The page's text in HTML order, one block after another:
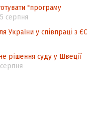
"програму
серпня
України у співпраці з ЄС
рішення суду у Швеції